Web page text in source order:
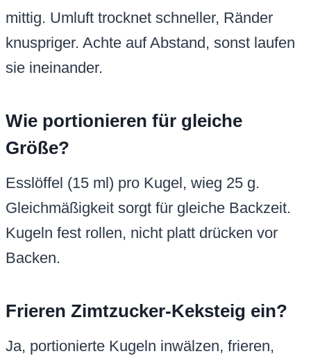
mittig. Umluft trocknet schneller, Ränder
knuspriger. Achte auf Abstand, sonst laufen
sie ineinander.
Wie portionieren für gleiche
Größe?
Esslöffel (15 ml) pro Kugel, wieg 25 g.
Gleichmäßigkeit sorgt für gleiche Backzeit.
Kugeln fest rollen, nicht platt drücken vor
Backen.
Frieren Zimtzucker-Keksteig ein?
Ja, portionierte Kugeln inwälzen, frieren,